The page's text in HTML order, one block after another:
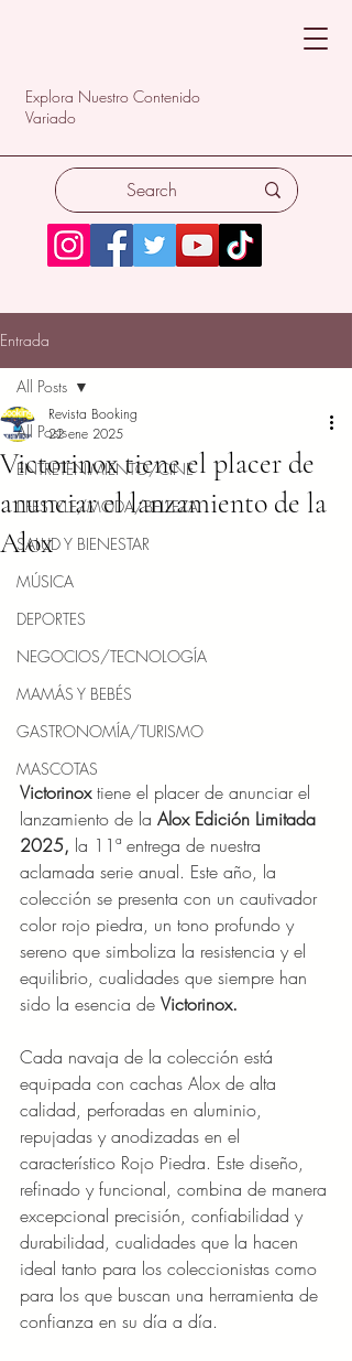
Explora Nuestro Contenido
Variado
Entrada
All Posts
ENTRETENIMIENTO/CINE
LIFESTYLE/MODA/BELLEZA
SALUD Y BIENESTAR
MÚSICA
DEPORTES
NEGOCIOS/TECNOLOGÍA
MAMÁS Y BEBÉS
GASTRONOMÍA/TURISMO
MASCOTAS
All Posts
Victorinox tiene el placer de
anunciar el lanzamiento de la
Alox
Revista Booking
22 ene 2025
Victorinox tiene el placer de anunciar el
lanzamiento de la Alox Edición Limitada
2025, la 11ª entrega de nuestra
aclamada serie anual. Este año, la
colección se presenta con un cautivador
color rojo piedra, un tono profundo y
sereno que simboliza la resistencia y el
equilibrio, cualidades que siempre han
sido la esencia de Victorinox.
Cada navaja de la colección está
equipada con cachas Alox de alta
calidad, perforadas en aluminio,
repujadas y anodizadas en el
característico Rojo Piedra. Este diseño,
refinado y funcional, combina de manera
excepcional precisión, confiabilidad y
durabilidad, cualidades que la hacen
ideal tanto para los coleccionistas como
para los que buscan una herramienta de
confianza en su día a día.